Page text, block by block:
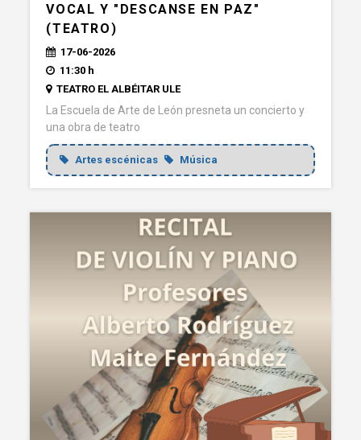
VOCAL Y "DESCANSE EN PAZ"
(TEATRO)
17-06-2026
11:30 h
TEATRO EL ALBÉITAR ULE
La Escuela de Arte de León presneta un concierto y
una obra de teatro
Artes escénicas Música